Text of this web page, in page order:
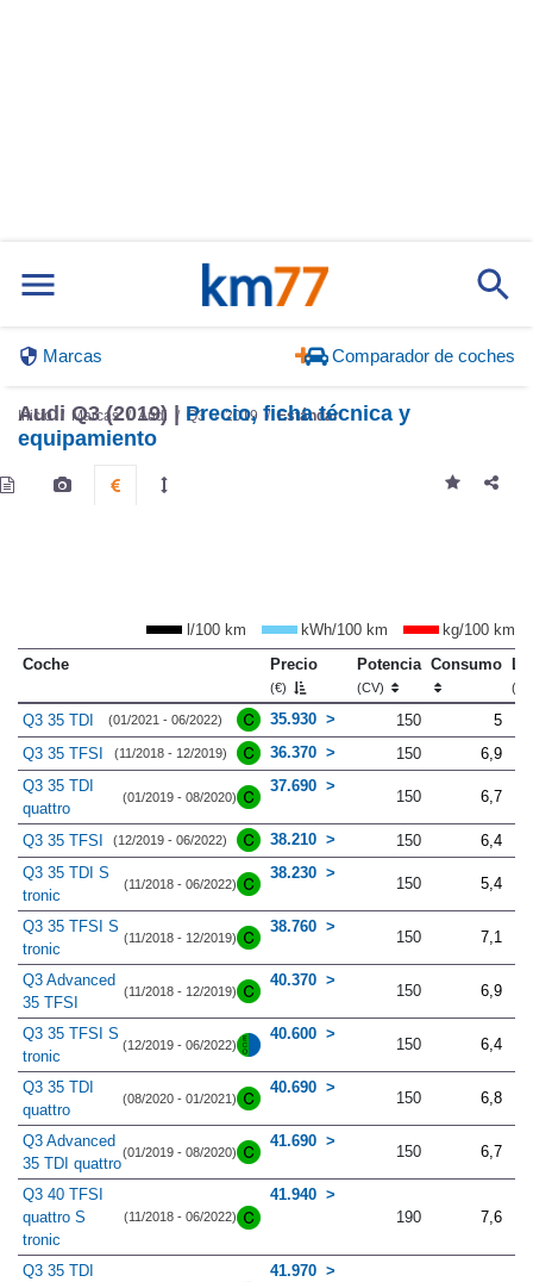
Marcas Comparador de coches
Inicio Marcas Audi Q3 2019 Estándar
Audi Q3 (2019) | Precio, ficha técnica y
equipamiento
l/100 km kWh/100 km
kg/100 km
Coche
Precio
(€)
Potencia
(CV)
Consumo
Q3 35 TDI (01/2021 - 06/2022) 35.930 150
5
Q3 35 TFSI
(11/2018 - 12/2019) 36.370 150
6,9
Q3 35 TDI
quattro
(01/2019 - 08/2020)
37.690
150 6,7
Q3 35 TFSI (12/2019 - 06/2022) 38.210 150
6,4
Q3 35 TDI S
tronic
(11/2018 - 06/2022)
38.230
150 5,4
Q3 35 TFSI S
tronic
(11/2018 - 12/2019)
38.760
150 7,1
Q3 Advanced
35 TFSI
(11/2018 - 12/2019)
40.370
150 6,9
Q3 35 TFSI S
tronic
(12/2019 - 06/2022)
40.600
150 6,4
Q3 35 TDI
quattro
(08/2020 - 01/2021)
40.690
150 6,8
Q3 Advanced
35 TDI quattro
(01/2019 - 08/2020)
41.690
150 6,7
Q3 40 TFSI
quattro S
tronic
(11/2018 - 06/2022)
41.940
190
7,6
Q3 35 TDI
41.970